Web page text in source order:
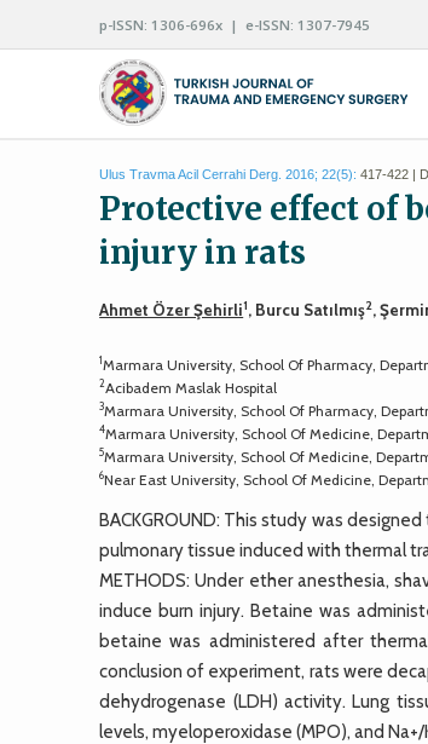
p-ISSN: 1306-696x | e-ISSN: 1307-7945
Ulus Travma Acil Cerrahi Derg. 2016; 22(5): 417-422 |
Protective effect of
injury in rats
Ahmet Özer Şehirli1, Burcu Satılmış2,
1Marmara University, School Of Pharmacy,
2Acibadem Maslak Hospital
3Marmara University, School Of Pharmacy,
4Marmara University, School Of Medicine,
5Marmara University, School Of Medicine,
6Near East University, School Of Medicine,
BACKGROUND: This study was
pulmonary tissue induced with thermal
METHODS: Under ether anesthesia,
induce burn injury. Betaine was
betaine was administered after
conclusion of experiment, rats were
dehydrogenase (LDH) activity. Lung
levels, myeloperoxidase (MPO), and